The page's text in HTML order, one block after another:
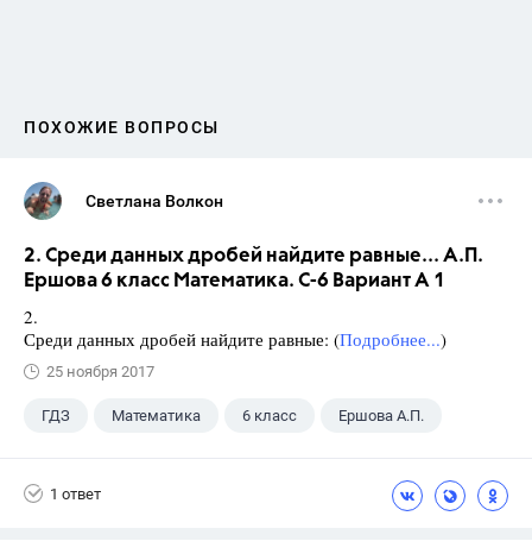
ПОХОЖИЕ ВОПРОСЫ
Светлана Волкон
2. Среди данных дробей найдите равные... А.П.
Ершова 6 класс Математика. С-6 Вариант А 1
2.
Среди данных дробей найдите равные: (Подробнее...)
25 ноября 2017
ГДЗ Математика 6 класс Ершова А.П.
1 ответ